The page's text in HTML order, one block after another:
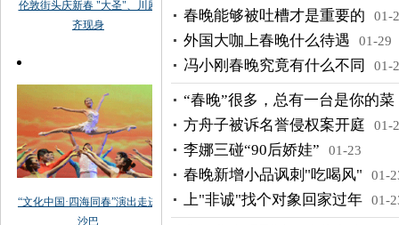
春晚能够被吐槽才是重要的 01-
外国大咖上春晚什么待遇 01-29
冯小刚春晚究竟有什么不同 01-
“春晚”很多，总有一台是你的菜
方舟子被诉名誉侵权案开庭
01-
李娜三碰“90后娇娃” 01-23
春晚新增小品讽刺"吃喝风" 01-
上"非诚"找个对象回家过年 01-